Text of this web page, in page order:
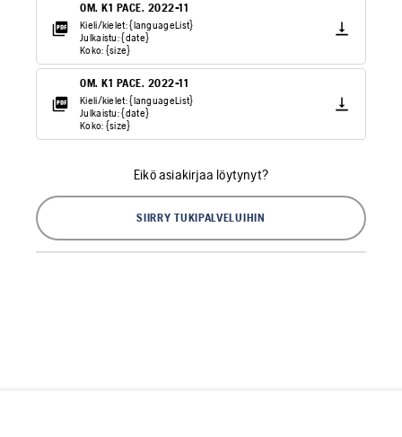
OM. K1 PACE. 2022-11
Kieli/kielet: {languageList}
Julkaistu: {date}
Koko: {size}
OM. K1 PACE. 2022-11
Kieli/kielet: {languageList}
Julkaistu: {date}
Koko: {size}
Eikö asiakirjaa löytynyt?
SIIRRY TUKIPALVELUIHIN